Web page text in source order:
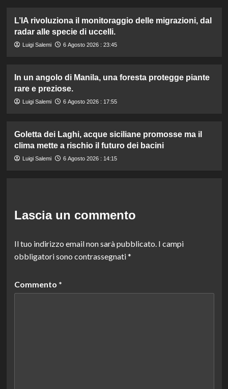
L’IA rivoluziona il monitoraggio delle migrazioni, dal
radar alle specie di uccelli.
Luigi Salemi 6 Agosto 2026 : 23:45
In un angolo di Manila, una foresta protegge piante
rare e preziose.
Luigi Salemi 6 Agosto 2026 : 17:55
Goletta dei Laghi, acque siciliane promosse ma il
clima mette a rischio il futuro dei bacini
Luigi Salemi 6 Agosto 2026 : 14:15
Lascia un commento
Il tuo indirizzo email non sarà pubblicato. I campi
obbligatori sono contrassegnati*
Commento *